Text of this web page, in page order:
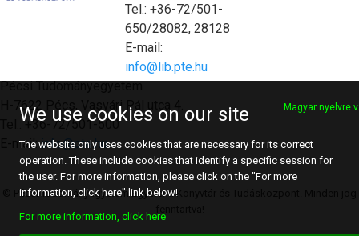
Tel.: +36-72/501-
650/28082, 28128
E-mail:
info@lib.pte.hu
Pécsi Tudományegyetem
H-7622 Pécs, Vasvári Pál utca 4.
Tel.: +36-72/501-500
E-mail:info@pte.hu
© Pécsi Tudományegyetem Egyetemi Könyvtár és Tudásközpont. Minden jog
We use cookies on our site Magyar nyelvre
The website only uses cookies that are necessary for its correct
operation. These include cookies that identify a specific session for
the user. For more information, please click on the "For more
information, click here" link below!
For more information, click here